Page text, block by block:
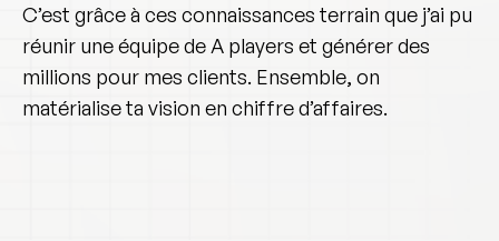
C’est grâce à ces connaissances terrain que j’ai pu
réunir uneéquipe de A players et générer des
millions pour mes clients. Ensemble, on
matérialise ta vision en chiffre d’affaires.